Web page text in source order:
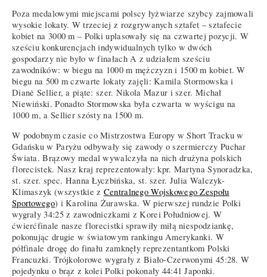
Poza medalowymi miejscami polscy łyżwiarze szybcy zajmowali
wysokie lokaty. W trzeciej z rozgrywanych sztafet – sztafecie
kobiet na 3000 m – Polki uplasowały się na czwartej pozycji. W
sześciu konkurencjach indywidualnych tylko w dwóch
gospodarzy nie było w finałach A z udziałem sześciu
zawodników: w biegu na 1000 m mężczyzn i 1500 m kobiet. W
biegu na 500 m czwarte lokaty zajęli: Kamila Stormowska i
Dianė Sellier, a piąte: szer. Nikola Mazur i szer. Michał
Niewiński. Ponadto Stormowska była czwarta w wyścigu na
1000 m, a Sellier szósty na 1500 m.
W podobnym czasie co Mistrzostwa Europy w Short Tracku w
Gdańsku w Paryżu odbywały się zawody o szermierczy Puchar
Świata. Brązowy medal wywalczyła na nich drużyna polskich
florecistek. Nasz kraj reprezentowały: kpr. Martyna Synoradzka,
st. szer. spec. Hanna Łyczbińska, st. szer. Julia Walczyk-
Klimaszyk (wszystkie z Centralnego Wojskowego Zespołu
Sportowego) i Karolina Żurawska. W pierwszej rundzie Polki
wygrały 34:25 z zawodniczkami z Korei Południowej. W
ćwierćfinale nasze florecistki sprawiły miłą niespodziankę,
pokonując drugie w światowym rankingu Amerykanki. W
półfinale drogę do finału zamknęły reprezentantkom Polski
Francuzki. Trójkolorowe wygrały z Biało-Czerwonymi 45:28. W
pojedynku o brąz z kolei Polki pokonały 44:41 Japonki.